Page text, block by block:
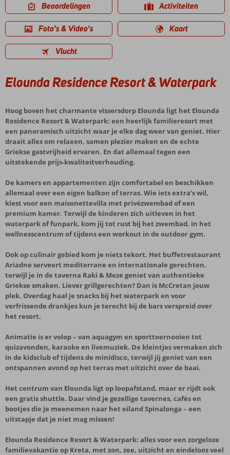
Beoordelingen Activiteiten
Foto's & Video's Kaart
Vlucht
Elounda Residence Resort & Waterpark
Hoog boven het charmante vissersdorp Elounda ligt het Elounda
Residence Resort & Waterpark: een heerlijk familieresort met
een panoramisch uitzicht waar je elke dag weer van geniet. Hier
draait alles om relaxen, samen plezier maken en de echte
Griekse gastvrijheid ervaren. En dat allemaal tegen een
uitstekende prijs-kwaliteitverhouding.
De kamers en appartementen zijn comfortabel en beschikken
allemaal over een eigen balkon of terras. Wie iets extra’s wil,
kiest voor een maisonettevilla met privézwembad of een
premium kamer. Terwijl de kinderen zich uitleven in het
waterpark of funpark, kom jij tot rust bij het zwembad, in het
wellnesscentrum of tijdens een workout in de outdoor gym.
Ook op culinair gebied kom je niets tekort. Het buffetrestaurant
Ariadne serveert mediterrane en internationale gerechten,
terwijl je in de taverna Raki & Meze geniet van authentieke
Griekse smaken. Liever grillgerechten? Dan is McCretan jouw
plek. Overdag haal je snacks bij het waterpark en voor
verfrissende drankjes kun je terecht bij de bars verspreid over
het resort.
Animatie is er volop – van aquagym en sporttoernooien tot
quizavonden, karaoke en livemuziek. De kleintjes vermaken zich
in de kidsclub of tijdens de minidisco, terwijl jij geniet van een
ontspannen avond op het terras met uitzicht over de baai.
Het centrum van Elounda ligt op loopafstand, maar er rijdt ook
een gratis shuttle. Daar vind je gezellige tavernes, cafés en
bootjes die je meenemen naar het eiland Spinalonga – een
uitstapje dat je niet mag missen!
Elounda Residence Resort & Waterpark: alles voor een zorgeloze
familievakantie op Kreta, met zon, zee, uitzicht en eindeloos veel